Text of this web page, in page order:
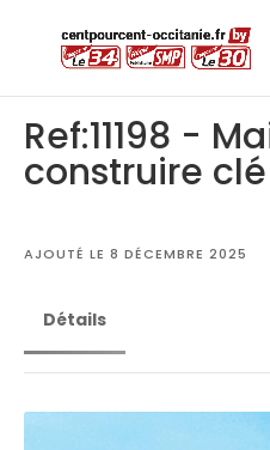
Ref:11198 -
construire
AJOUTÉ LE 8 DÉCEMBRE 2025
Détails